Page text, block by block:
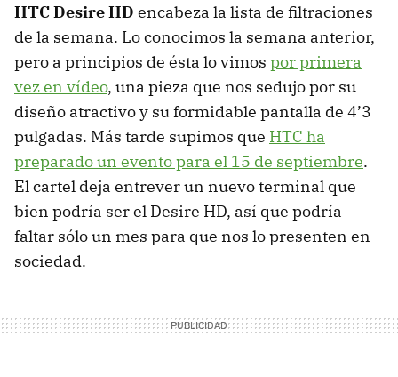
HTCDesire HD encabeza la lista de filtraciones
de la semana. Lo conocimos la semana anterior,
pero a principios de ésta lo vimos por primera
vez en vídeo, una pieza que nos sedujo por su
diseño atractivo y su formidable pantalla de 4’3
pulgadas. Más tarde supimos que HTC ha
preparado un evento para el 15 de septiembre.
El cartel deja entrever un nuevo terminal que
bien podría ser el Desire HD, así que podría
faltar sólo un mes para que nos lo presenten en
sociedad.